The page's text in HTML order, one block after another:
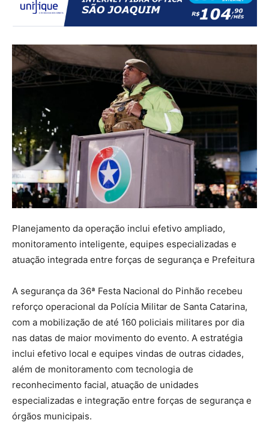
Planejamento da operação inclui efetivo ampliado,
monitoramento inteligente, equipes especializadas e
atuação integrada entre forças de segurança e Prefeitura
A segurança da 36ª Festa Nacional do Pinhão recebeu
reforço operacional da Polícia Militar de Santa Catarina,
com a mobilização de até 160 policiais militares por dia
nas datas de maior movimento do evento. A estratégia
inclui efetivo local e equipes vindas de outras cidades,
além de monitoramento com tecnologia de
reconhecimento facial, atuação de unidades
especializadas e integração entre forças de segurança e
órgãos municipais.